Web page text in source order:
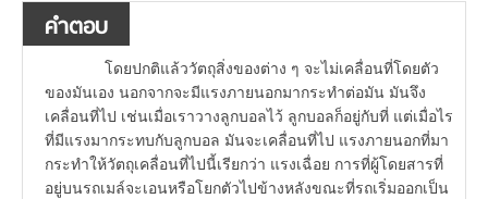
คำตอบ
โดยปกติแล้ววัตถุสิ่งของต่าง ๆ จะไม่เคลื่อนที่โดยตัว
ของมันเอง นอกจากจะมีแรงภายนอกมากระทำต่อมัน มันจึง
เคลื่อนที่ไป เช่นเมื่อเราวางลูกบอลไว้ ลูกบอลก็อยู่กับที่ แต่เมื่อไร
ที่มีแรงมากระทบกับลูกบอล มันจะเคลื่อนที่ไป แรงภายนอกที่มา
กระทำให้วัตถุเคลื่อนที่ไปนี้เรียกว่า แรงเฉื่อย การที่ผู้โดยสารที่
อยู่บนรถเมล์จะเอนหรือโยกตัวไปข้างหลังขณะที่รถเริ่มออกเป็น